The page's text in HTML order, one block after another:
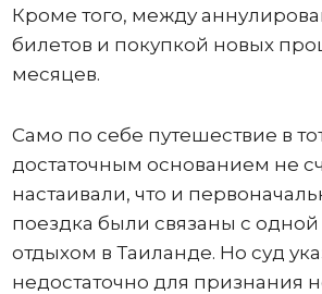
Кроме того, между
билетов и покупкой новых
месяцев.
Само по себе путешествие в
достаточным основанием не
настаивали, что и
поездка были связаны с
отдыхом в Таиланде. Но суд
недостаточно для признания